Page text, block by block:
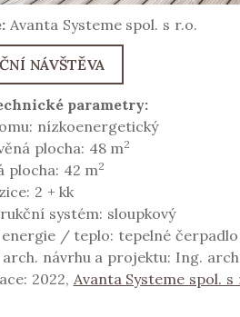
Avanta Systeme spol. s r.o.
NÁVŠTĚVA
parametry:
nízkoenergetický
plocha: 48 m2
plocha: 42 m2
2 + kk
systém: sloupkový
/ teplo: tepelné čerpadlo
návrhu a projektu: Ing.
2022, Avanta Systeme spol. s